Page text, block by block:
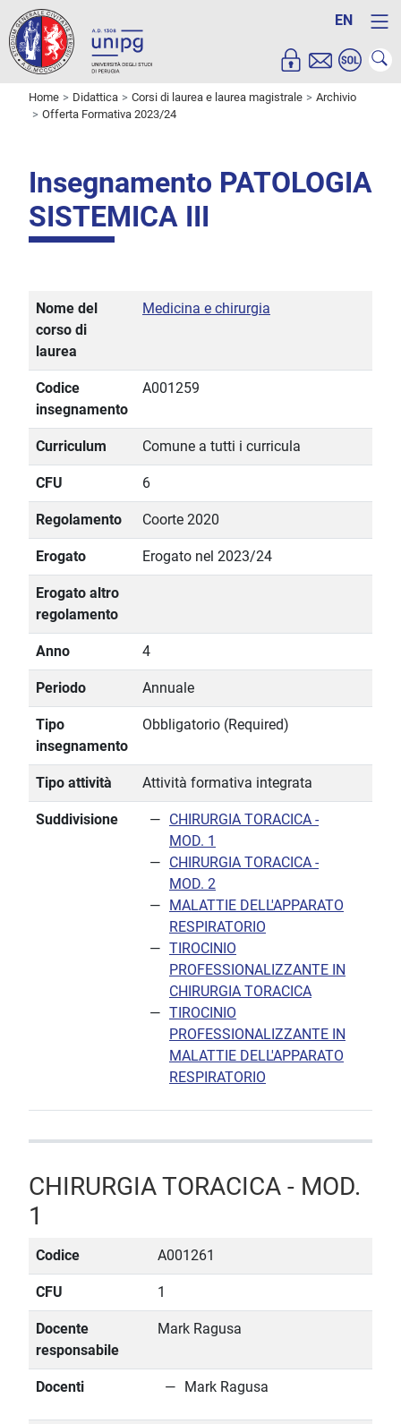
EN
Home Didattica Corsi di laurea e laurea magistrale
Archivio
Offerta Formativa 2023/24
Insegnamento PATOLOGIA
SISTEMICA III
Nome del
corso di
laurea
Medicina e chirurgia
Codice
insegnamento
A001259
Curriculum Comune a tutti i curricula
CFU 6
Regolamento Coorte 2020
Erogato Erogato nel 2023/24
Erogato altro
regolamento
Anno 4
Periodo Annuale
Tipo
insegnamento
Obbligatorio (Required)
Tipo attività Attività formativa integrata
Suddivisione
CHIRURGIA TORACICA -
MOD. 1
CHIRURGIA TORACICA -
MOD. 2
MALATTIE DELL'APPARATO
RESPIRATORIO
TIROCINIO
PROFESSIONALIZZANTE IN
CHIRURGIA TORACICA
TIROCINIO
PROFESSIONALIZZANTE IN
MALATTIE DELL'APPARATO
RESPIRATORIO
CHIRURGIA TORACICA - MOD.
1
Codice A001261
CFU 1
Docente
responsabile
Mark Ragusa
Docenti Mark Ragusa